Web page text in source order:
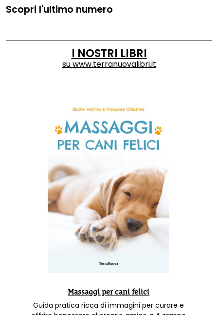
Scopri l'ultimo numero
I NOSTRI LIBRI
suwww.terranuovalibri.it
Massaggi per cani felici
Guida pratica ricca di immagini per curare e